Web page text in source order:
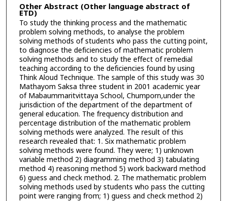
Other Abstract (Other language abstract of
ETD)
To study the thinking process and the mathematic
problem solving methods, to analyse the problem
solving methods of students who pass the cutting point,
to diagnose the deficiencies of mathematic problem
solving methods and to study the effect of remedial
teaching according to the deficiencies found by using
Think Aloud Technique. The sample of this study was 30
Mathayom Saksa three student in 2001 academic year
of Mabaummaritvittaya School, Chumporn,under the
jurisdiction of the department of the department of
general education. The frequency distribution and
percentage distribution of the mathematic problem
solving methods were analyzed. The result of this
research revealed that: 1. Six mathematic problem
solving methods were found. They were; 1) unknown
variable method 2) diagramming method 3) tabulating
method 4) reasoning method 5) work backward method
6) guess and check method. 2. The mathematic problem
solving methods used by students who pass the cutting
point were ranging from; 1) guess and check method 2)